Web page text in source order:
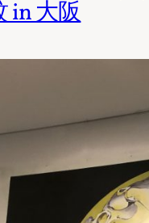
in 大阪